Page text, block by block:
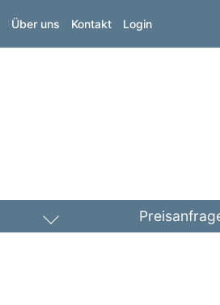
Über uns Kontakt Login